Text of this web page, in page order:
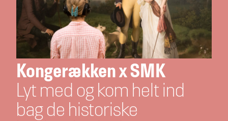
Kongerækken x SMK
Lyt med og kom helt ind
bag de historiske